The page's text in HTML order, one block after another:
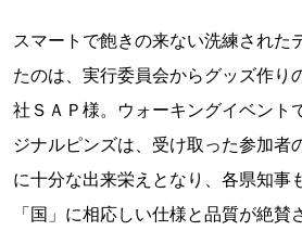
スマートで飽きの来ない洗練された
たのは、実行委員会からグッズ作り
社ＳＡＰ様。ウォーキングイベント
ジナルピンズは、受け取った参加者
に十分な出来栄えとなり、各県知事
「国」に相応しい仕様と品質が絶賛